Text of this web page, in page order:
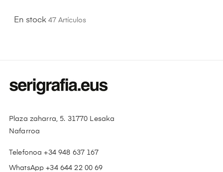
En stock 47 Artículos
Plaza zaharra, 5. 31770 Lesaka
Nafarroa
Telefonoa +34 948 637 167
WhatsApp +34 644 22 00 69